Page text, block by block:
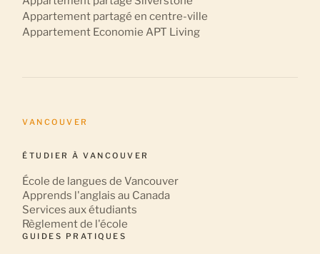
Appartement partagé en centre-ville
Appartement Economie APT Living
VANCOUVER
ÉTUDIER À VANCOUVER
École de langues de Vancouver
Apprends l'anglais au Canada
Services aux étudiants
Règlement de l'école
GUIDES PRATIQUES